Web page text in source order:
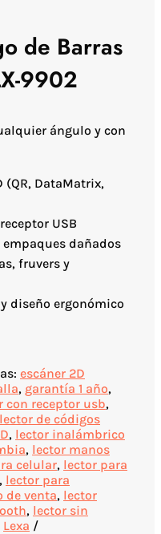
de Barras
9902
ángulo y con
(QR, DataMatrix,
USB
dañados
fruvers y
diseño ergonómico
escáner 2D
, garantía 1 año,
con receptor usb,
lector de códigos
, lector inalámbrico
, lector manos
celular, lector para
, lector para
de venta, lector
, lector sin
Lexa